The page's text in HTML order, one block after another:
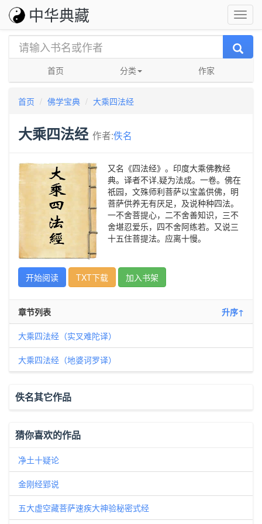
中华典藏
首页 分类 作家
首页 佛学宝典 大乘四法经
大乘四法经 作者:佚名
又名《四法经》。印度大乘佛教经
典。译者不详,疑为法成。一卷。佛在
祇园，文殊师利菩萨以宝盖供佛，明
菩萨供养无有厌足，及说种种四法。
一不舍菩提心，二不舍善知识，三不
舍堪忍爱乐，四不舍阿练若。又说三
十五住菩提法。应离十慢。
开始阅读 TXT下载 加入书架
章节列表 升序↑
大乘四法经（实叉难陀译）
大乘四法经（地婆诃罗译）
佚名其它作品
猜你喜欢的作品
净土十疑论
金刚经郢说
五大虚空藏菩萨速疾大神验秘密式经